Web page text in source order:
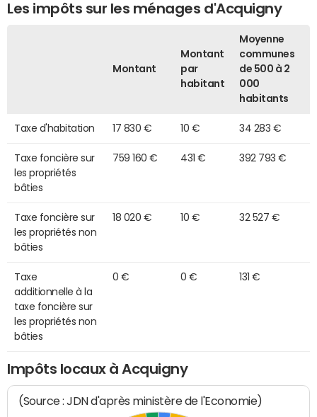
Les impôts sur les ménages d'Acquigny
Montant
Montant
par
habitant
Moyenne
communes
de 500 à 2
000
habitants
Taxe d'habitation 17 830 € 10 € 34 283 €
Taxe foncière sur
les propriétés
bâties
759 160 € 431 € 392 793 €
Taxe foncière sur
les propriétés non
bâties
18 020 € 10 € 32 527 €
Taxe
additionnelle à la
taxe foncière sur
les propriétés non
bâties
0 € 0 € 131 €
Impôts locaux à Acquigny
(Source : JDN d'après ministère de l'Economie)